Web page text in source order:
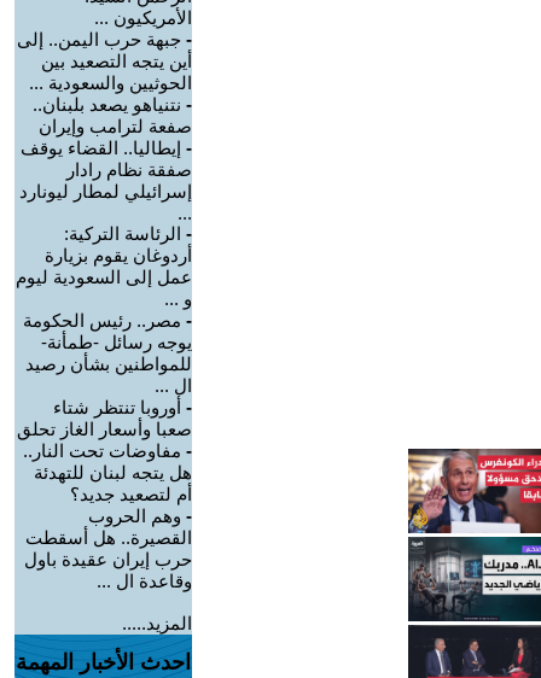
الأمريكيون ...
- جبهة حرب اليمن.. إلى
أين يتجه التصعيد بين
الحوثيين والسعودية ...
- نتنياهو يصعد بلبنان..
صفعة لترامب وإيران
- إيطاليا.. القضاء يوقف
صفقة نظام رادار
إسرائيلي لمطار ليونارد
...
- الرئاسة التركية:
أردوغان يقوم بزيارة
عمل إلى السعودية ليوم
و ...
- مصر.. رئيس الحكومة
يوجه رسائل -طمأنة-
للمواطنين بشأن رصيد
ال ...
- أوروبا تنتظر شتاء
صعبا وأسعار الغاز تحلق
- مفاوضات تحت النار..
هل يتجه لبنان للتهدئة
أم لتصعيد جديد؟
- وهم الحروب
القصيرة.. هل أسقطت
حرب إيران عقيدة باول
وقاعدة ال ...
المزيد.....
احدث الأخبار المهمة